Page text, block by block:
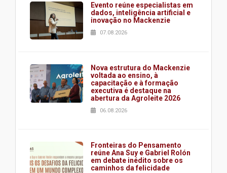
Evento reúne especialistas em
dados, inteligência artificial e
inovação no Mackenzie
07.08.2026
Nova estrutura do Mackenzie
voltada ao ensino, à
capacitação e à formação
executiva é destaque na
abertura da Agroleite 2026
06.08.2026
Fronteiras do Pensamento
reúne Ana Suy e Gabriel Rolón
em debate inédito sobre os
caminhos da felicidade